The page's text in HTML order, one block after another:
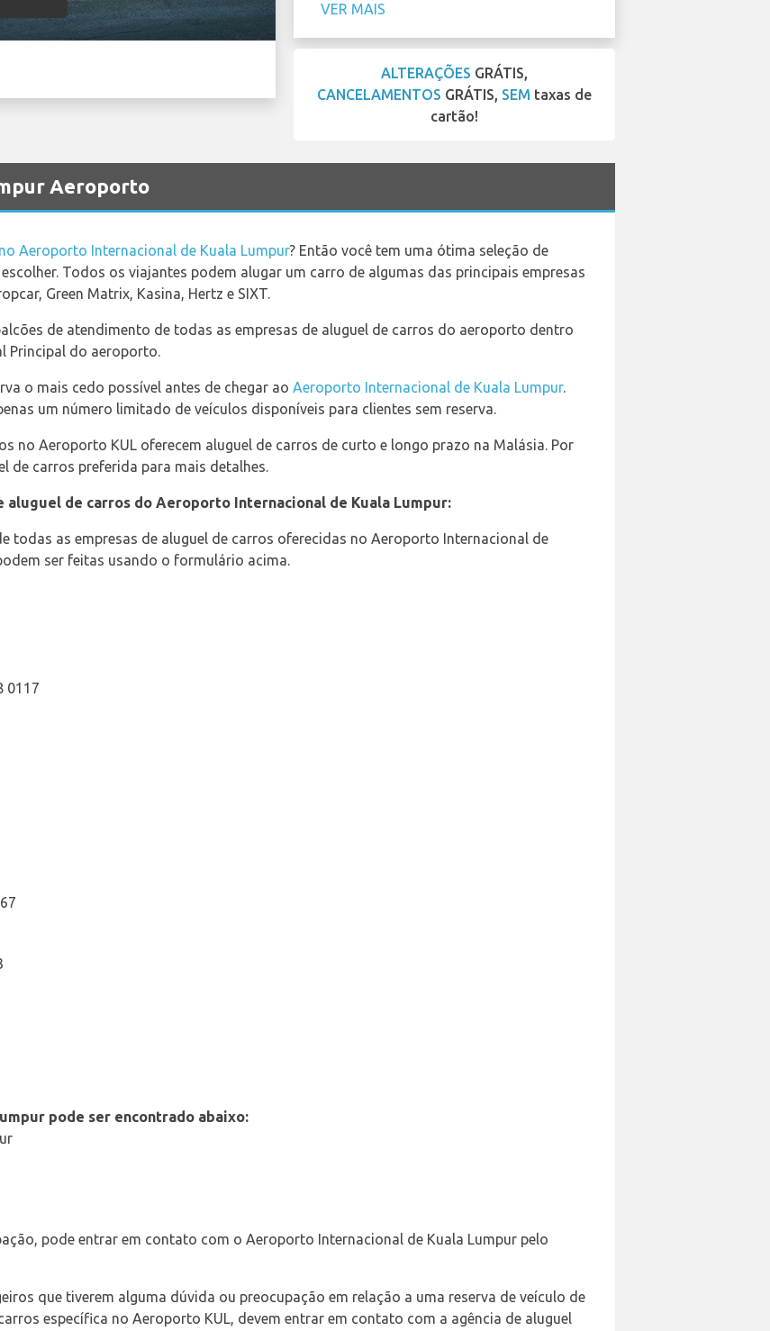
VER MAIS
ALTERAÇÕES GRÁTIS,
CANCELAMENTOS GRÁTIS, SEM taxas de
cartão!
Aeroporto
Aeroporto Internacional de Kuala Lumpur? Então você tem uma ótima seleção de
Todos os viajantes podem alugar um carro de algumas das principais empresas
Green Matrix, Kasina, Hertz e SIXT.
de atendimento de todas as empresas de aluguel de carros do aeroporto dentro
Principal do aeroporto.
o mais cedo possível antes de chegar ao Aeroporto Internacional de Kuala Lumpur.
um número limitado de veículos disponíveis para clientes sem reserva.
no Aeroporto KUL oferecem aluguel de carros de curto e longo prazo na Malásia. Por
de carros preferida para mais detalhes.
aluguel de carros do Aeroporto Internacional de Kuala Lumpur:
todas as empresas de aluguel de carros oferecidas no Aeroporto Internacional de
ser feitas usando o formulário acima.
0117
pode ser encontrado abaixo:
pode entrar em contato com o Aeroporto Internacional de Kuala Lumpur pelo
que tiverem alguma dúvida ou preocupação em relação a uma reserva de veículo de
específica no Aeroporto KUL, devem entrar em contato com a agência de aluguel